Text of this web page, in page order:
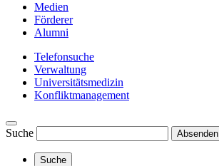
Medien
Förderer
Alumni
Telefonsuche
Verwaltung
Universitätsmedizin
Konfliktmanagement
Suche Absenden
Suche